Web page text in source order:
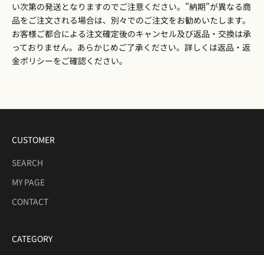
い次第の発送となりますのでご注意ください。”納期”が異なる商
品をご注文される場合は、別々でのご注文をお勧めいたします。
お客様ご都合による注文確定後のキャンセル及び返品・交換は承
っておりません。あらかじめご了承ください。詳しくは返品・返
金ポリシーをご確認ください。
CUSTOMER
SEARCH
MY PAGE
CONTACT
CATEGORY